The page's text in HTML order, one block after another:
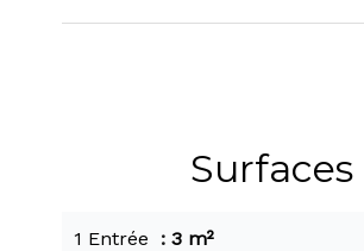
Surfaces
1 Entrée 3 m²